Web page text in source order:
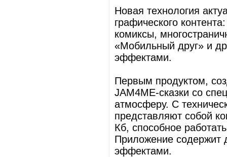
Новая технология
графического
комиксы,
«Мобильный друг» и
эффектами.
Первым продуктом,
JAM4ME-сказки со
атмосферу. С
представляют собой
Кб, способное
Приложение содержит
эффектами.